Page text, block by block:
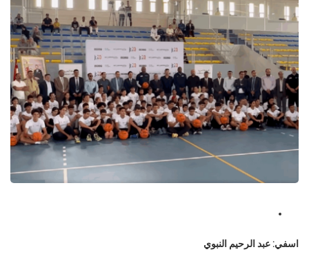
اسفي: عبد الرحيم النبوي